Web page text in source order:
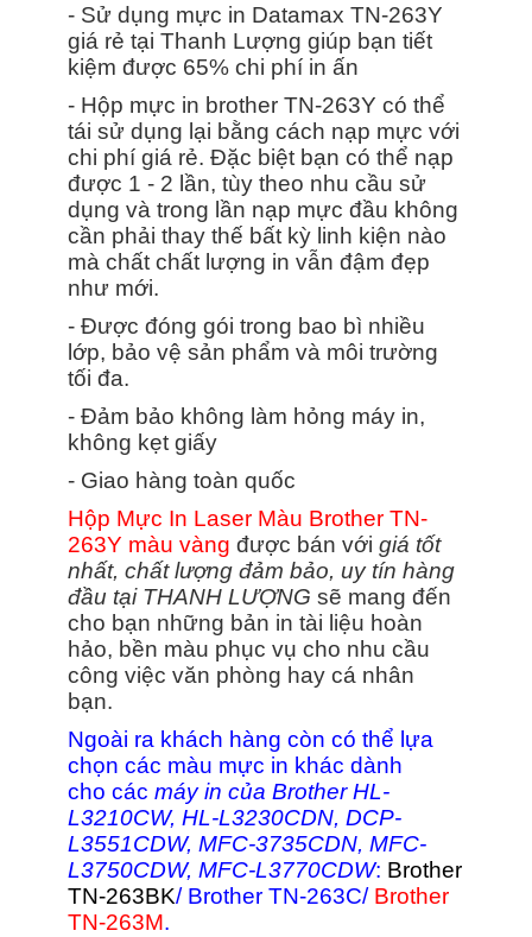
- Sử dụng mực in Datamax TN-263Y
giá rẻ tại Thanh Lượng giúp bạn tiết
kiệm được 65% chi phí in ấn
- Hộp mực in brother TN-263Y có thể
tái sử dụng lại bằng cách nạp mực với
chi phí giá rẻ. Đặc biệt bạn có thể nạp
được 1 - 2 lần, tùy theo nhu cầu sử
dụng và trong lần nạp mực đầu không
cần phải thay thế bất kỳ linh kiện nào
mà chất chất lượng in vẫn đậm đẹp
như mới.
- Được đóng gói trong bao bì nhiều
lớp, bảo vệ sản phẩm và môi trường
tối đa.
- Đảm bảo không làm hỏng máy in,
không kẹt giấy
- Giao hàng toàn quốc
Hộp Mực In Laser Màu Brother TN-
263Y màu vàng được bán vớigiá tốt
nhất, chất lượng đảm bảo, uy tín hàng
đầu tại THANH LƯỢNG sẽ mang đến
cho bạn những bản in tài liệu hoàn
hảo, bền màu phục vụ cho nhu cầu
công việc văn phòng hay cá nhân
bạn.
Ngoài ra khách hàng còn có thể lựa
chọn các màu mực in khác dành
cho cácmáy in của Brother HL-
L3210CW, HL-L3230CDN, DCP-
L3551CDW, MFC-3735CDN, MFC-
L3750CDW, MFC-L3770CDW: Brother
TN-263BK/ Brother TN-263C/ Brother
TN-263M.